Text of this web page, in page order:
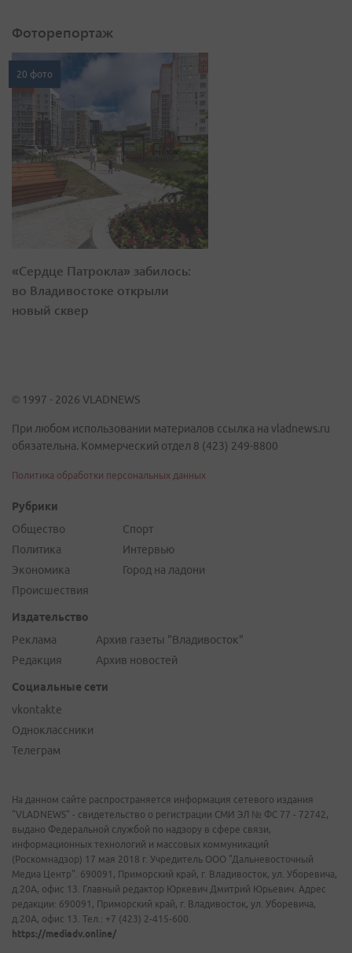
Фоторепортаж
20 фото
«Сердце Патрокла» забилось:
во Владивостоке открыли
новый сквер
© 1997 - 2026 VLADNEWS
При любом использовании материалов ссылка на vladnews.ru
обязательна. Коммерческий отдел 8 (423) 249-8800
Политика обработки персональных данных
Рубрики
Общество
Политика
Экономика
Происшествия
Спорт
Интервью
Город на ладони
Издательство
Реклама
Редакция
Архив газеты "Владивосток"
Архив новостей
Социальные сети
vkontakte
Одноклассники
Телеграм
На данном сайте распространяется информация сетевого издания
"VLADNEWS" - свидетельство о регистрации СМИ ЭЛ № ФС 77 - 72742,
выдано Федеральной службой по надзору в сфере связи,
информационных технологий и массовых коммуникаций
(Роскомнадзор) 17 мая 2018 г. Учредитель ООО "Дальневосточный
Медиа Центр". 690091, Приморский край, г. Владивосток, ул. Уборевича,
д.20А, офис 13. Главный редактор Юркевич Дмитрий Юрьевич. Адрес
редакции: 690091, Приморский край, г. Владивосток, ул. Уборевича,
д.20А, офис 13. Тел.: +7 (423) 2-415-600.
https://mediadv.online/